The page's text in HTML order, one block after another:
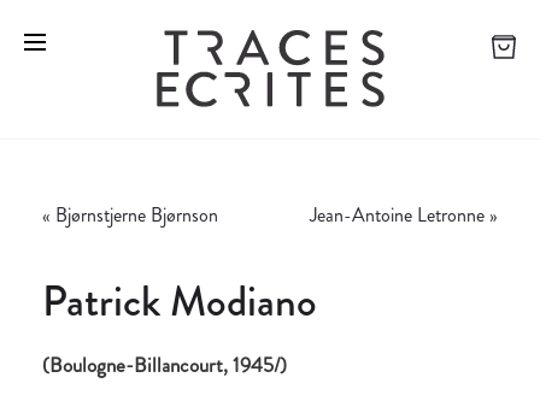
« Bjørnstjerne Bjørnson Jean-Antoine Letronne »
Patrick Modiano
(Boulogne-Billancourt, 1945/)